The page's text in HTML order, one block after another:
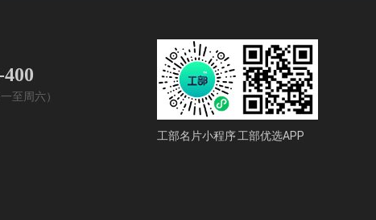
至周六）
工部名片小程序工部优选APP